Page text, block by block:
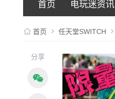
首页 电玩迷资讯
首页 任天堂SWITCH
分享